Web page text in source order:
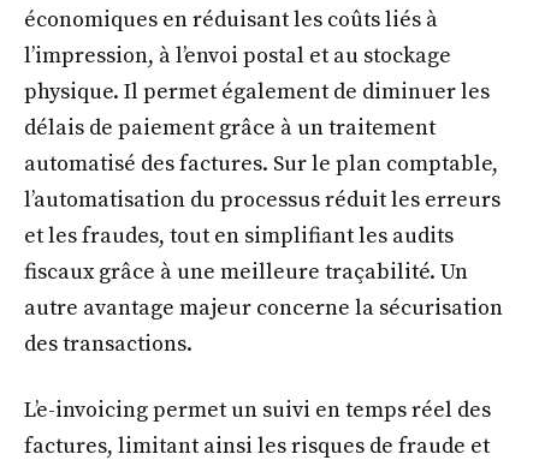
économiques en réduisant les coûts liés à
l’impression, à l’envoi postal et au stockage
physique. Il permet également de diminuer les
délais de paiement grâce à un traitement
automatisé des factures. Sur le plan comptable,
l’automatisation du processus réduit les erreurs
et les fraudes, tout en simplifiant les audits
fiscaux grâce à une meilleure traçabilité. Un
autre avantage majeur concerne la sécurisation
des transactions.
L’e-invoicing permet un suivi en temps réel des
factures, limitant ainsi les risques de fraude et